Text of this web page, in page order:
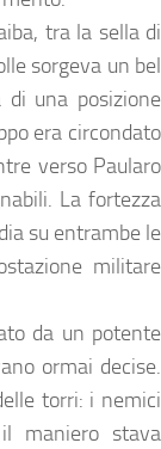
tra la sella di
sorgeva un bel
di una posizione
era circondato
verso Paularo
La fortezza
su entrambe le
militare
da un potente
ormai decise.
torri: i nemici
maniero stava